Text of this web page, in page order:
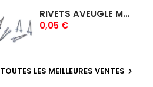
RIVETS AVEUGLE MULTIGRIP 4,0 X 12,5 MM
Prix
0,05 €
TOUTES LES MEILLEURES VENTES 